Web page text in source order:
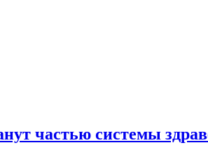
частью системы